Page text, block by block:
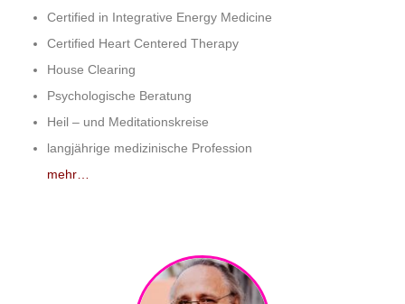
Certified in Integrative Energy Medicine
Certified Heart Centered Therapy
House Clearing
Psychologische Beratung
Heil – und Meditationskreise
langjährige medizinische Profession
mehr…